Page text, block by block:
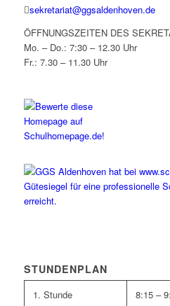
sekretariat@ggsaldenhoven.de
ÖFFNUNGSZEITEN DES
Mo. – Do.: 7:30 – 12.30 Uhr
Fr.: 7.30 – 11.30 Uhr
STUNDENPLAN
1. Stunde 8:15 –